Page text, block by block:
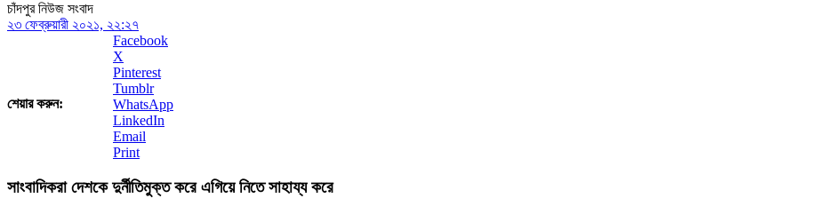
চাঁদপুর নিউজ সংবাদ
২৩ ফেব্রুয়ারী ২০২১, ২২:২৭
শেয়ার করুন:
Facebook
X
Pinterest
Tumblr
WhatsApp
LinkedIn
Email
Print
সাংবাদিকরা দেশকে দুর্নীতিমুক্ত করে এগিয়ে নিতে সাহায্য করে